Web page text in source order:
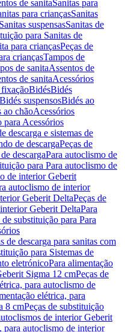
de sanitaSanitas para
para criançasSanitas
suspensasSanitas de
para Sanitas de
para criançasPeças de
criançasTampos de
de sanitaAssentos de
de sanitaAcessórios
BidésBidés
suspensosBidés ao
ao chãoAcessórios
para Acessórios
descarga e sistemas de
de descargaPeças de
descargaPara autoclismo de
para Para autoclismo de
de interior Geberit
autoclismo de interior
Geberit DeltaPeças de
Geberit DeltaPara
de substituição para Para
de descarga para sanitas com
para Sistemas de
eletrónicoPara alimentação
Sigma 12 cmPeças de
para autoclismo de
elétrica, para
8 cmPeças de substituição
de interior Geberit
para autoclismo de interior